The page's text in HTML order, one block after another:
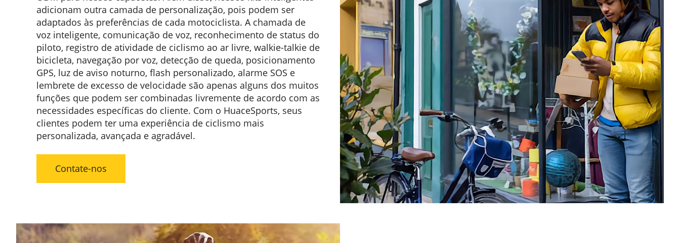
adicionam outra camada de personalização, pois podem ser
adaptados às preferências de cada motociclista. A chamada de
voz inteligente, comunicação de voz, reconhecimento de status do
piloto, registro de atividade de ciclismo ao ar livre, walkie-talkie de
bicicleta, navegação por voz, detecção de queda, posicionamento
GPS, luz de aviso noturno, flash personalizado, alarme SOS e
lembrete de excesso de velocidade são apenas alguns dos muitos
funções que podem ser combinadas livremente de acordo com as
necessidades específicas do cliente. Com o HuaceSports, seus
clientes podem ter uma experiência de ciclismo mais
personalizada, avançada e agradável.
Contate-nos